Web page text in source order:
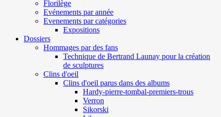
Florilège
Evénements par année
Evenements par catégories
Expositions
Dossiers
Hommages par des fans
Technique de Bertrand Launay pour la création
de sculptures
Clins d'oeil
Clins d'oeil parus dans des albums
Hardy-pierre-tombal-premiers-trous
Verron
Sikorski